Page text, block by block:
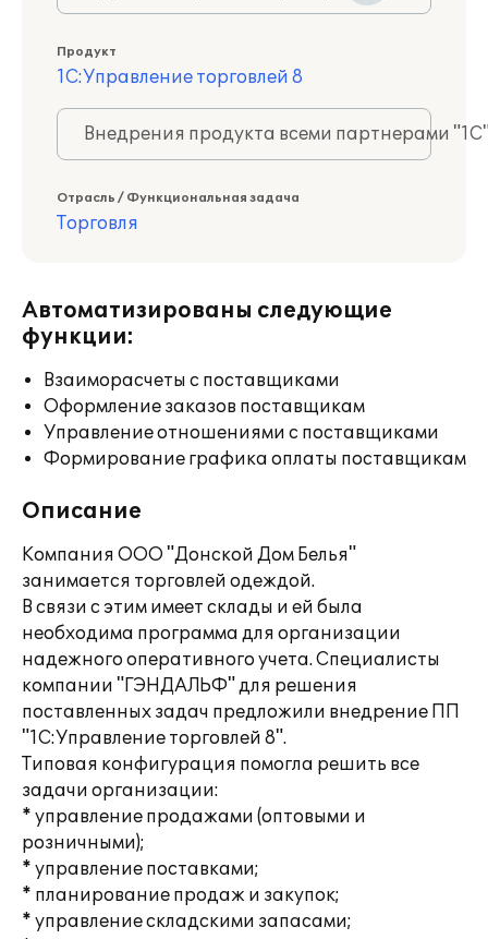
Продукт
1С:Управление торговлей 8
Внедрения продукта всеми партнерами
Отрасль / Функциональная задача
Торговля
Автоматизированы следующие
функции:
Взаиморасчеты с поставщиками
Оформление заказов поставщикам
Управление отношениями с поставщиками
Формирование графика оплаты поставщикам
Описание
Компания ООО "Донской Дом Белья"
занимается торговлей одеждой.
В связи с этим имеет склады и ей была
необходима программа для организации
надежного оперативного учета. Специалисты
компании "ГЭНДАЛЬФ" для решения
поставленных задач предложили внедрение ПП
"1С:Управление торговлей 8".
Типовая конфигурация помогла решить все
задачи организации:
* управление продажами (оптовыми и
розничными);
* управление поставками;
* планирование продаж и закупок;
* управление складскими запасами;